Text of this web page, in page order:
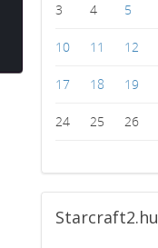
3 4 5
10 11 12
17 18 19
24 25 26
Starcraft2.hu